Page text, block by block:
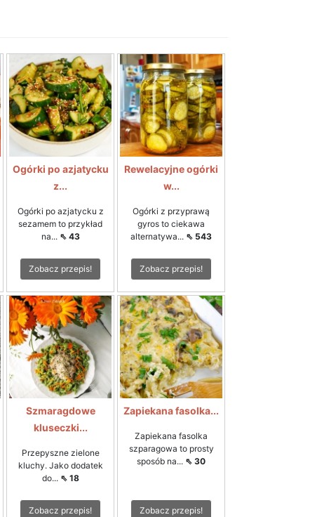
Ogórki po azjatycku
z...
Ogórki po azjatycku z
sezamem to przykład
na... ⇖ 43
Zobacz przepis!
Rewelacyjne ogórki
w...
Ogórki z przyprawą
gyros to ciekawa
alternatywa... ⇖ 543
Zobacz przepis!
Szmaragdowe
kluseczki...
Przepyszne zielone
kluchy. Jako dodatek
do... ⇖ 18
Zobacz przepis!
Zapiekana fasolka...
Zapiekana fasolka
szparagowa to prosty
sposób na... ⇖ 30
Zobacz przepis!